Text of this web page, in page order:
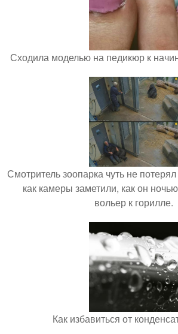
Сходила моделью на педикюр к
Смотритель зоопарка чуть не
как камеры заметили, как он
вольер к горилле.
Как избавиться от